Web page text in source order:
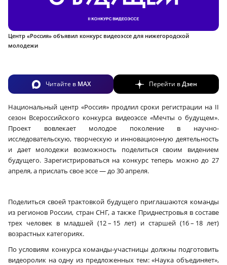
Центр «Россия» объявил конкурс видеоэссе для нижегородской
молодежи
Читайте в MAX Перейти вДзен
Национальный центр «Россия» продлил сроки регистрации на II
сезон Всероссийского конкурса видеоэссе «Мечты о будущем».
Проект вовлекает молодое поколение в научно-
исследовательскую, творческую и инновационную деятельность
и дает молодежи возможность поделиться своим видением
будущего. Зарегистрироваться на конкурс теперь можно до 27
апреля, а прислать свое эссе — до 30 апреля.
Поделиться своей трактовкой будущего приглашаются команды
из регионов России, стран СНГ, а также Приднестровья в составе
трех человек в младшей (12 – 15 лет) и старшей (16 – 18 лет)
возрастных категориях.
По условиям конкурса команды-участницы должны подготовить
видеоролик на одну из предложенных тем: «Наука объединяет»,